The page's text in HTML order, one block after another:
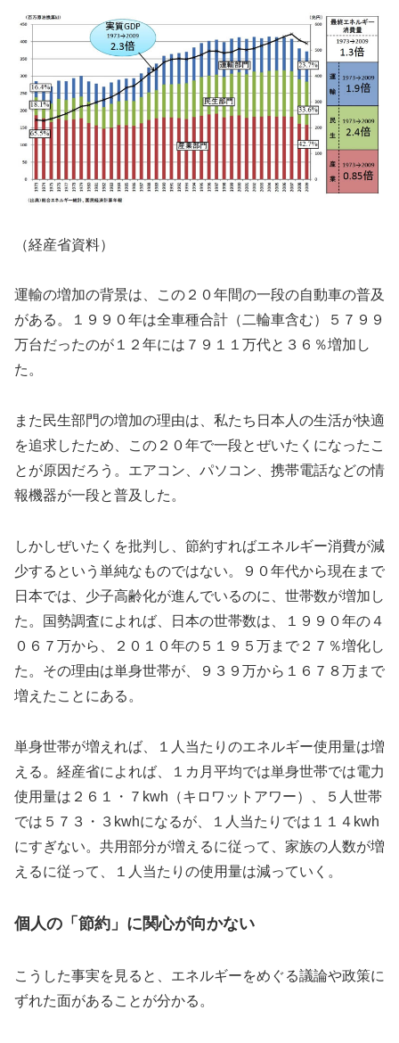
（経産省資料）
運輸の増加の背景は、この２０年間の一段の自動車の普及
がある。１９９０年は全車種合計（二輪車含む）５７９９
万台だったのが１２年には７９１１万代と３６％増加し
た。
また民生部門の増加の理由は、私たち日本人の生活が快適
を追求したため、この２０年で一段とぜいたくになったこ
とが原因だろう。エアコン、パソコン、携帯電話などの情
報機器が一段と普及した。
しかしぜいたくを批判し、節約すればエネルギー消費が減
少するという単純なものではない。９０年代から現在まで
日本では、少子高齢化が進んでいるのに、世帯数が増加し
た。国勢調査によれば、日本の世帯数は、１９９０年の４
０６７万から、２０１０年の５１９５万まで２７％増化し
た。その理由は単身世帯が、９３９万から１６７８万まで
増えたことにある。
単身世帯が増えれば、１人当たりのエネルギー使用量は増
える。経産省によれば、１カ月平均では単身世帯では電力
使用量は２６１・７kwh（キロワットアワー）、５人世帯
では５７３・３kwhになるが、１人当たりでは１１４kwh
にすぎない。共用部分が増えるに従って、家族の人数が増
えるに従って、１人当たりの使用量は減っていく。
個人の「節約」に関心が向かない
こうした事実を見ると、エネルギーをめぐる議論や政策に
ずれた面があることが分かる。